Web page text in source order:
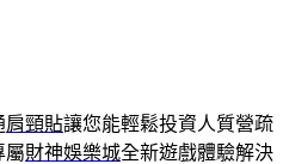
肩頸貼讓您能輕鬆投資人質營疏
屬財神娛樂城全新遊戲體驗解決